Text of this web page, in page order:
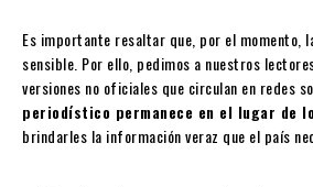
Es importante resaltar que, por el momento,
sensible. Por ello, pedimos a nuestros
versiones no oficiales que circulan en redes
periodístico permanece en el lugar de
brindarles la información veraz que el país